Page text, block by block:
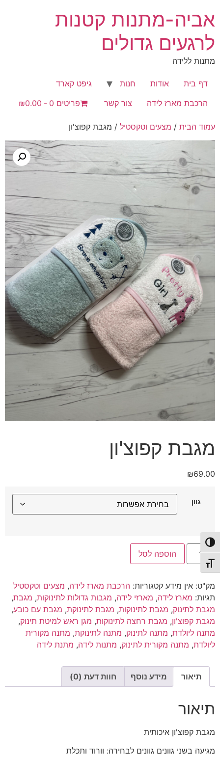
הפעל/כבה ניגודיות גבוהה
מתג גודל גופן
לתוכן
אביה-מתנות קטנות
לרגעים גדולים
מתנות ללידה
דף בית אודות חנות
גיפט קארד
הרכבת מארז לידה
צור קשר פריטים 0 ₪0.00
עמוד הבית / מצעים וטקסטיל / מגבת קפוצ'ון
מגבת קפוצ'ון
₪69.00
גוון
כמות
של
מגבת
קפוצ'ון
הוספה לסל
מק"ט: אין מידע קטגוריות: הרכבת מארז לידה, מצעים וטקסטיל
תגיות: מארז לידה, מארזי לידה, מגבות גדולות לתינוקות, מגבת,
מגבת לתינוק, מגבת לתינוקות, מגבת לתינוקת, מגבת עם כובע,
מגבת קפוצ'ון, מגבת רחצה לתינוקות, מגן ראש למיטת תינוק,
מתנה ליולדת, מתנה לתינוק, מתנה לתינוקת, מתנה מקורית
ליולדת, מתנה מקורית לתינוק, מתנות לידה, מתנת לידה
תיאור מידע נוסף חוות דעת (0)
תיאור
מגבת קפוצ'ון איכותית
מגיעה בשני גוונים גוונים לבחירה: וורוד ותכלת